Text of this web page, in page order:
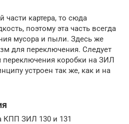
части картера, то сюда
поэтому эта часть всегда
мусора и пыли. Здесь же
для переключения. Следует
переключения коробки на ЗИЛ
устроен так же, как и на
КПП ЗИЛ 130 и 131